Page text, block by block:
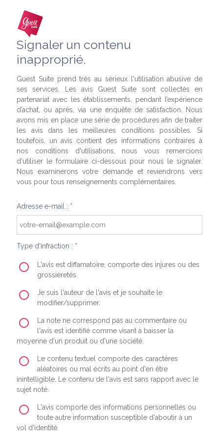
Signaler un contenu
inapproprié.
Guest Suite prend très au sérieux l'utilisation abusive de
ses services. Les avis Guest Suite sont collectés en
partenariat avec les établissements, pendant l’expérience
d’achat, ou après, via une enquête de satisfaction. Nous
avons mis en place une série de procédures afin de traiter
les avis dans les meilleures conditions possibles. Si
toutefois, un avis contient des informations contraires à
nos conditions d'utilisations, nous vous remercions
d'utiliser le formulaire ci-dessous pour nous le signaler.
Nous examinerons votre demande et reviendrons vers
vous pour tous renseignements complémentaires.
Adresse e-mail : *
Type d'infraction : *
L'avis est diffamatoire, comporte des injures ou des
grossièretés.
Je suis l'auteur de l'avis et je souhaite le
modifier/supprimer.
La note ne correspond pas au commentaire ou
l'avis est identifié comme visant à baisser la
moyenne d'un produit ou d'une société.
Le contenu textuel comporte des caractères
aléatoires ou mal écrits au point d'en être
inintelligible. Le contenu de l'avis est sans rapport avec le
sujet noté.
L'avis comporte des informations personnelles ou
toute autre information susceptible d'aboutir à un
vol d'identité.